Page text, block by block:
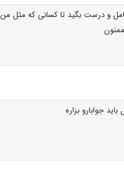
و درست بگید تا کسانی که مثل من
جوابارو بزاره